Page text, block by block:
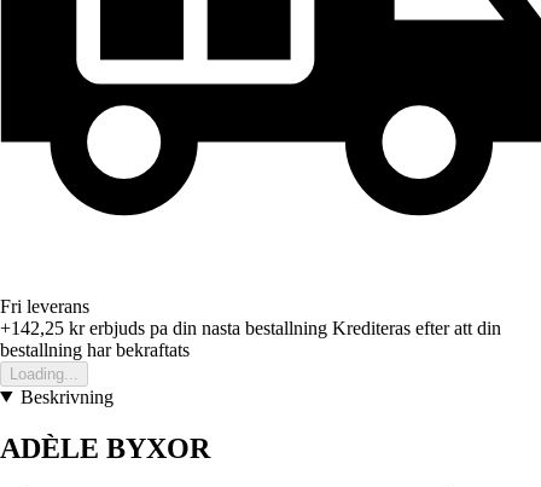
Fri leverans
+142,25 krerbjuds pa din nasta bestallning Krediteras efter att din
bestallning har bekraftats
Loading...
Beskrivning
ADÈLE BYXOR